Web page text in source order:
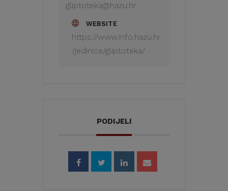
gliptoteka@hazu.hr
WEBSITE
https://www.info.hazu.hr
/jedinice/gliptoteka/
PODIJELI